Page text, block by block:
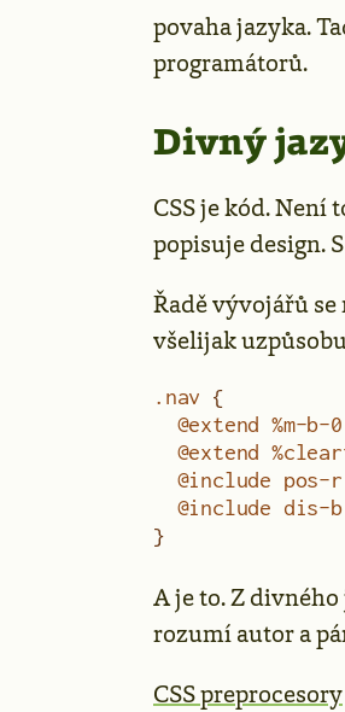
povaha jazyka.
programátorů.
Divný
CSS je kód. Není
popisuje design.
Řadě vývojářů
všelijak
.nav {
  @extend
%m-b-0
  @extend
  @include
pos-r
  @include
dis-b
}
A je to. Z
rozumí autor a
CSS preprocesory